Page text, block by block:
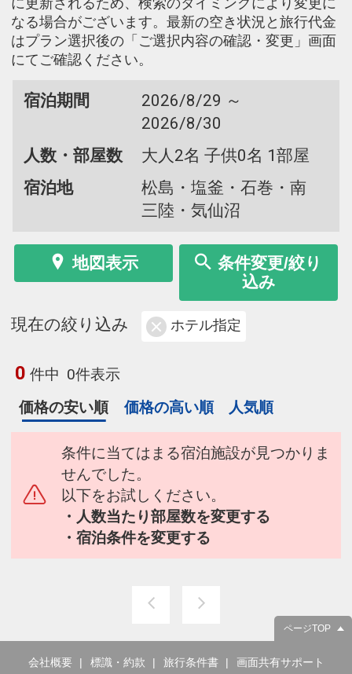
なる場合がございます。最新の空き状況と旅行代金
はプラン選択後の「ご選択内容の確認・変更」画面
にてご確認ください。
宿泊期間
2026/8/29 ～
2026/8/30
人数・部屋数
大人2名 子供0名 1部屋
宿泊地
松島・塩釜・石巻・南
三陸・気仙沼
地図表示
条件変更/絞り
込み
現在の絞り込み ホテル指定
0 件中 0件表示
価格の安い順
価格の高い順 人気順
条件に当てはまる宿泊施設が見つかりま
せんでした。
以下をお試しください。
・人数当たり部屋数を変更する
・宿泊条件を変更する
ページTOP
会社概要 標識・約款 旅行条件書 画面共有サポート